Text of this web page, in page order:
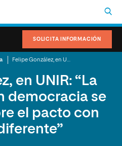
SOLICITA INFORMACIÓN
en UNIR: “La
democracia se
el pacto con